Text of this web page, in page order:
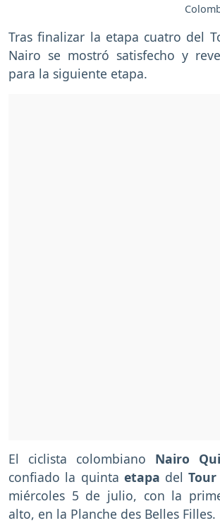
Tras finalizar la etapa cuatro del
Nairo se mostró satisfecho y
para la siguiente etapa.
El ciclista colombiano Nairo
confiado la quinta etapa delTour
miércoles 5 de julio, con la
alto, en la Planche des Belles Filles.